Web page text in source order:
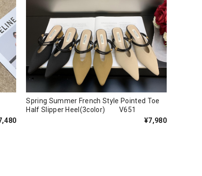
Spring Summer French Style Pointed Toe
Half Slipper Heel(3color) V651
¥7,980